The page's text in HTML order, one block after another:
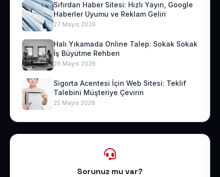
Sıfırdan Haber Sitesi: Hızlı Yayın, Google
Haberler Uyumu ve Reklam Geliri
27 Mayıs 2026
Halı Yıkamada Online Talep: Sokak Sokak
İş Büyütme Rehberi
26 Mayıs 2026
Sigorta Acentesi İçin Web Sitesi: Teklif
Talebini Müşteriye Çevirin
25 Mayıs 2026
Sorunuz mu var?